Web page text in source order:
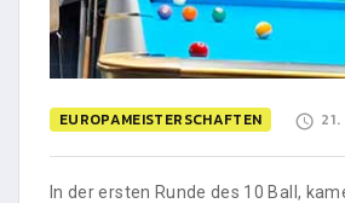
EUROPAMEISTERSCHAFTEN
In der ersten Runde des 10 Ball,